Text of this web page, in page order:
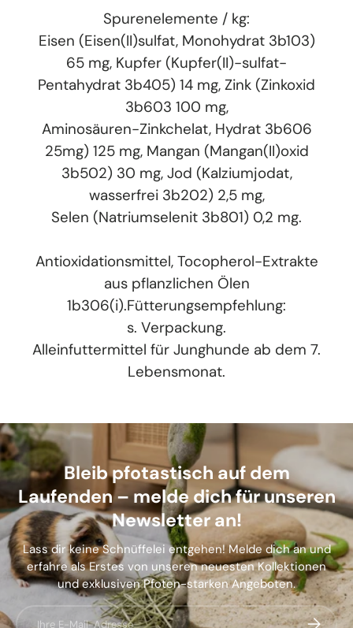
Spurenelemente / kg:
Eisen (Eisen(II)sulfat, Monohydrat 3b103)
65 mg, Kupfer (Kupfer(II)-sulfat-
Pentahydrat 3b405) 14 mg, Zink (Zinkoxid
3b603 100 mg,
Aminosäuren-Zinkchelat, Hydrat 3b606
25mg) 125 mg, Mangan (Mangan(II)oxid
3b502) 30 mg, Jod (Kalziumjodat,
wasserfrei 3b202) 2,5 mg,
Selen (Natriumselenit 3b801) 0,2 mg.
Antioxidationsmittel, Tocopherol-Extrakte
aus pflanzlichen Ölen
1b306(i).Fütterungsempfehlung:
s. Verpackung.
Alleinfuttermittel für Junghunde ab dem 7.
Lebensmonat.
Bleib pfotastisch auf dem
Laufenden – melde dich für unseren
Newsletter an!
Lass dir keine Schnüffelei entgehen! Melde dich an und
erfahre als Erstes von unseren neuesten Kollektionen
und exklusiven Pfoten-starken Angeboten.